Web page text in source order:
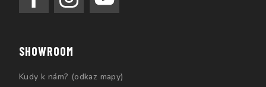
SHOWROOM
Kudy k nám? (odkaz mapy)